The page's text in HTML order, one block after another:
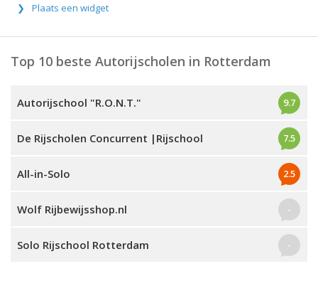
Plaats een widget
Top 10 beste Autorijscholen in Rotterdam
Autorijschool "R.O.N.T." 9.7
De Rijscholen Concurrent |Rijschool 7.5
All-in-Solo 2.5
Wolf Rijbewijsshop.nl -
Solo Rijschool Rotterdam -